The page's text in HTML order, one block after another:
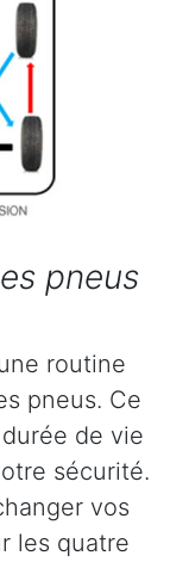
pneus
routine
pneus. Ce
de vie
sécurité.
vos
les quatre